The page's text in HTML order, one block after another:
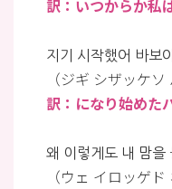
訳：いつからか私
지기 시작했어 바보
（ジギ シザッケソ
訳：になり始めた
왜 이렇게도 내 맘을
（ウェ イロッゲド